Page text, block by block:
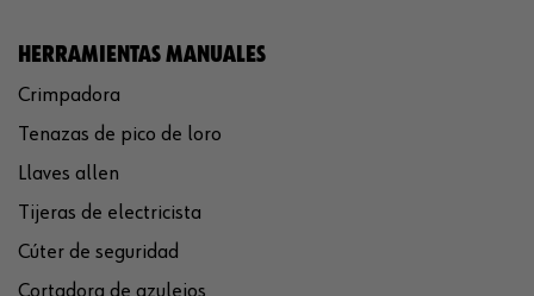
HERRAMIENTAS MANUALES
Crimpadora
Tenazas de pico de loro
Llaves allen
Tijeras de electricista
Cúter de seguridad
Cortadora de azulejos